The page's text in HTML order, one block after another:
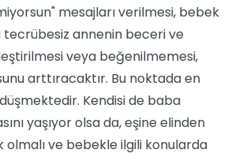
mesajları verilmesi, bebek
annenin beceri ve
veya beğenilmemesi,
arttıracaktır. Bu noktada en
Kendisi de baba
yaşıyor olsa da, eşine elinden
ve bebekle ilgili konularda